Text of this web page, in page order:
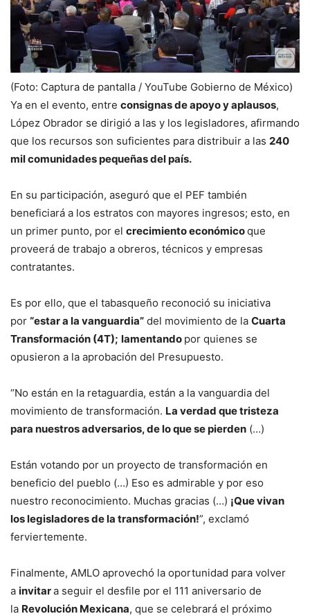
(Foto: Captura de pantalla / YouTube Gobierno de México)
Ya en el evento, entre consignas de apoyo y aplausos,
López Obrador se dirigió a las y los legisladores, afirmando
que los recursos son suficientes para distribuir a las 240
mil comunidades pequeñas del país.
En su participación, aseguró que el PEF también
beneficiará a los estratos con mayores ingresos; esto, en
un primer punto, por el crecimiento económicoque
proveerá de trabajo a obreros, técnicos y empresas
contratantes.
Es por ello, que el tabasqueño reconoció su iniciativa
por “estar a la vanguardia” del movimiento de la Cuarta
Transformación (4T); lamentando por quienes se
opusieron a la aprobación del Presupuesto.
“No están en la retaguardia, están a la vanguardia del
movimiento de transformación. La verdad que tristeza
para nuestros adversarios, de lo que se pierden (…)
Están votando por un proyecto de transformación en
beneficio del pueblo (…) Eso es admirable y por eso
nuestro reconocimiento. Muchas gracias (…) ¡Que vivan
los legisladores de la transformación!”, exclamó
ferviertemente.
Finalmente, AMLO aprovechó la oportunidad para volver
a invitara seguir el desfile por el 111 aniversario de
la Revolución Mexicana, que se celebrará el próximo